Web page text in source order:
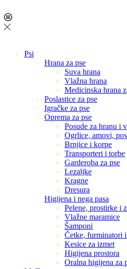
Psi
Hrana za pse
Suva hrana
Vlažna hrana
Medicinska hrana
Poslastice za pse
Igračke za pse
Oprema za pse
Posude za hranu i
Ogrlice, amovi,
Brnjice i korpe
Transporteri i torbe
Garderoba za pse
Lezaljke
Kragne
Dresura
Higijena i nega pasa
Pelene, prostirke i
Vlažne maramice
Šamponi
Četke, furminatori
Kesice za izmet
Higijena prostora
Oralna higijena za